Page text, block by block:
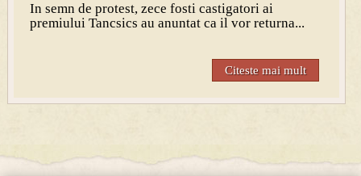
In semn de protest, zece fosti castigatori ai
premiului Tancsics au anuntat ca il vor returna...
Citeste mai mult